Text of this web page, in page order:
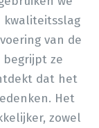
kwaliteitsslag
van de
begrijpt ze
dat het
Het
zowel